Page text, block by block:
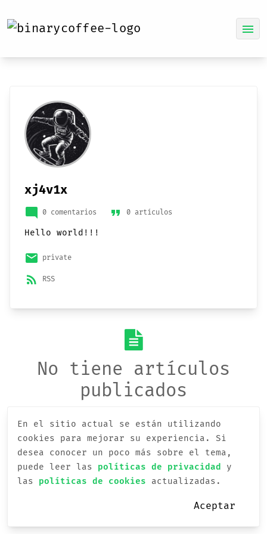
menu
xj4v1x
mode_comment 0 comentarios format_quote 0 artículos
Hello world!!!
email private
rss_feed RSS
No tiene artículos
publicados
En el sitio actual se están utilizando
cookies para mejorar su experiencia.
Si
desea conocer un poco más sobre el tema,
puede leer las políticas de privacidad
y
las políticas de cookies actualizadas.
Aceptar